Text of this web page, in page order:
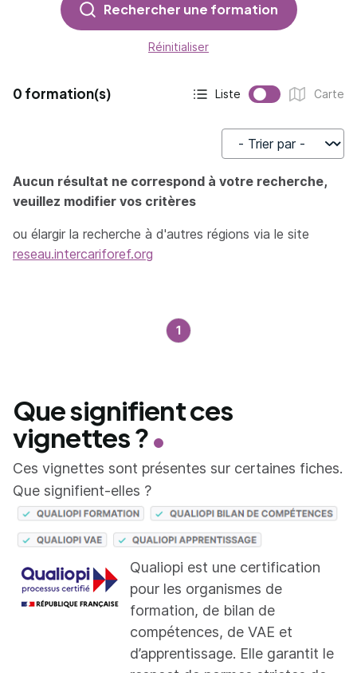
Rechercher une formation
Réinitialiser
0 formation(s)
Affichage actif :
Liste
Affichage :
Carte
Trier par
Aucun résultat ne correspond à votre recherche,
veuillez modifier vos critères
ou élargir la recherche à d'autres régions via le site
reseau.intercariforef.org
1
Que signifient ces
vignettes ?
Ces vignettes sont présentes sur certaines fiches.
Que signifient-elles ?
Qualiopi est une certification
pour les organismes de
formation, de bilan de
compétences, de VAE et
d’apprentissage. Elle garantit le